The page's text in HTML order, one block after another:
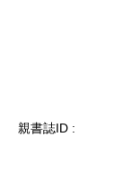
親書誌ID